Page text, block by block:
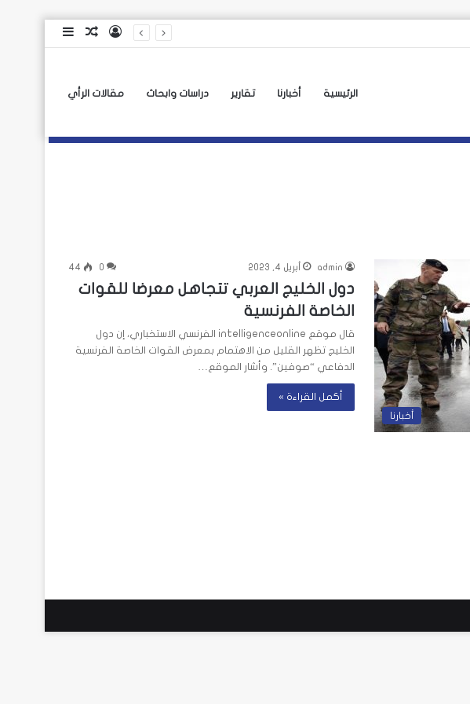
إضافةمقالتسجيل
الرئيسية أخبارنا تقارير دراسات وابحاث مقالات الرأي
أخبارنا
admin أبريل 4, 2023 0
44
دول الخليج العربي تتجاهل معرضا للقوات
الخاصة الفرنسية
قال موقع intelligenceonline الفرنسي الاستخباري، إن دول
الخليج تظهر القليل من الاهتمام بمعرض القوات الخاصة الفرنسية
الدفاعي “صوفين”. وأشار الموقع…
أكمل القراءة »